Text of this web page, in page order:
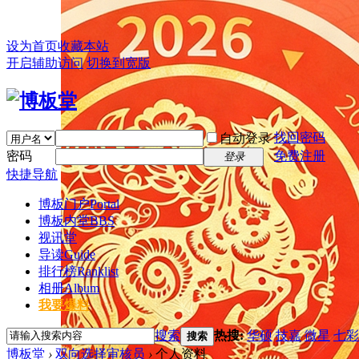
设为首页收藏本站
开启辅助访问 切换到宽版
自动登录 找回密码
密码
登录
免费注册
快捷导航
博板门户Portal
博板内堂BBS
视讯堂
导读Guide
排行榜Ranklist
相册Album
我要爆料
搜索 搜索 热搜:华硕 技嘉 微星 七
博板堂 › 双向选择审核员 › 个人资料